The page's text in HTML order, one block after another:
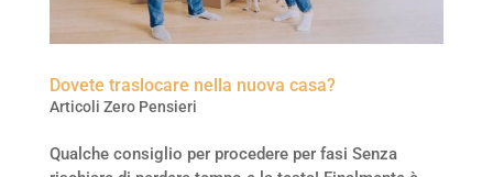
Dovete traslocare nella nuova casa?
Articoli Zero Pensieri
Qualche consiglio per procedere per fasi Senza